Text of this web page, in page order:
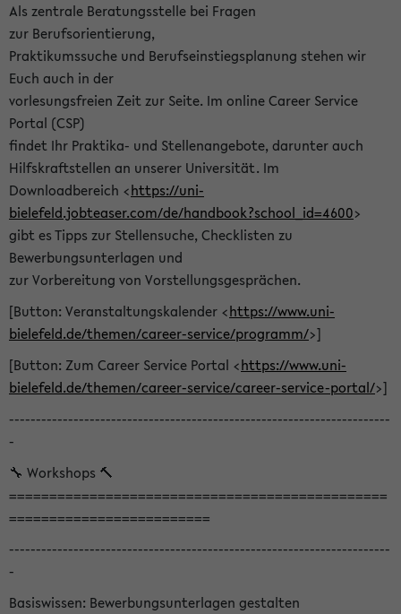
Als zentrale Beratungsstelle bei Fragen
zur Berufsorientierung,
Praktikumssuche und Berufseinstiegsplanung stehen wir
Euch auch in der
vorlesungsfreien Zeit zur Seite. Im online Career Service
Portal (CSP)
findet Ihr Praktika- und Stellenangebote, darunter auch
Hilfskraftstellen an unserer Universität. Im
Downloadbereich <https://uni-
bielefeld.jobteaser.com/de/handbook?school_id=4600>
gibt es Tipps zur Stellensuche, Checklisten zu
Bewerbungsunterlagen und
zur Vorbereitung von Vorstellungsgesprächen.
[Button: Veranstaltungskalender <https://www.uni-
bielefeld.de/themen/career-service/programm/>]
[Button: Zum Career Service Portal <https://www.uni-
bielefeld.de/themen/career-service/career-service-portal/>]
-----------------------------------------------------------------------
-
🔧 Workshops 🔨
===============================================
=========================
-----------------------------------------------------------------------
-
Basiswissen: Bewerbungsunterlagen gestalten